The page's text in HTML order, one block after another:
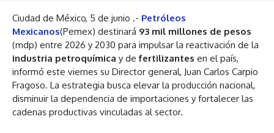
Ciudad de México, 5 de junio .- Petróleos
Mexicanos(Pemex) destinará 93 mil millones de pesos
(mdp) entre 2026 y 2030 para impulsar la reactivación de la
industria petroquímica y defertilizantes en el país,
informó este viernes su Director general, Juan Carlos Carpio
Fragoso. La estrategia busca elevar la producción nacional,
disminuir la dependencia de importaciones y fortalecer las
cadenas productivas vinculadas al sector.